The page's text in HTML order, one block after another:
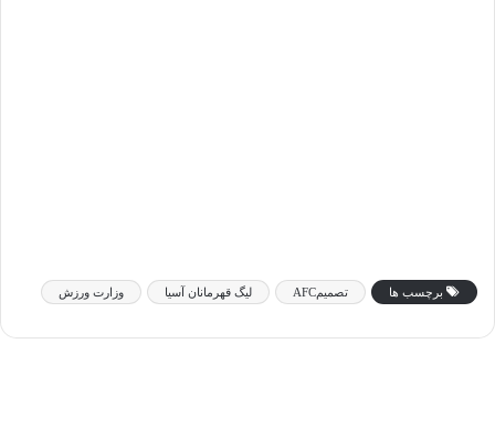
برچسب ها تصمیمAFC لیگ قهرمانان آسیا وزارت ورزش